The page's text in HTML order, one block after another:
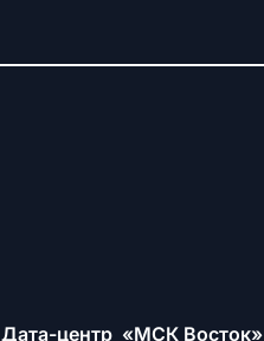
Дата-центр «МСК Восток»